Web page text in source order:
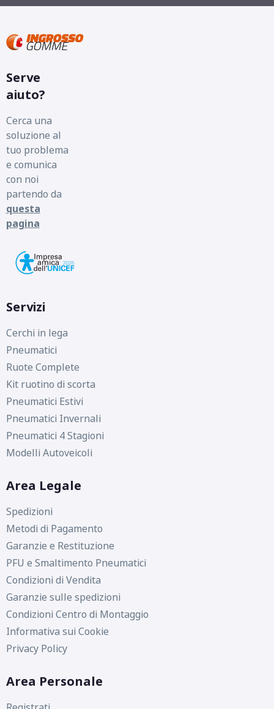
Serve
aiuto?
Cerca una
soluzione al
tuo problema
e comunica
con noi
partendo da
questa
pagina
Servizi
Cerchi in lega
Pneumatici
Ruote Complete
Kit ruotino di scorta
Pneumatici Estivi
Pneumatici Invernali
Pneumatici 4 Stagioni
Modelli Autoveicoli
Area Legale
Spedizioni
Metodi di Pagamento
Garanzie e Restituzione
PFU e Smaltimento Pneumatici
Condizioni di Vendita
Garanzie sulle spedizioni
Condizioni Centro di Montaggio
Informativa sui Cookie
Privacy Policy
Area Personale